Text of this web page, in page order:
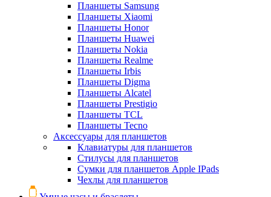
Планшеты Samsung
Планшеты Xiaomi
Планшеты Honor
Планшеты Huawei
Планшеты Nokia
Планшеты Realme
Планшеты Irbis
Планшеты Digma
Планшеты Alcatel
Планшеты Prestigio
Планшеты TCL
Планшеты Tecno
Аксессуары для планшетов
Клавиатуры для планшетов
Стилусы для планшетов
Сумки для планшетов Apple IPads
Чехлы для планшетов